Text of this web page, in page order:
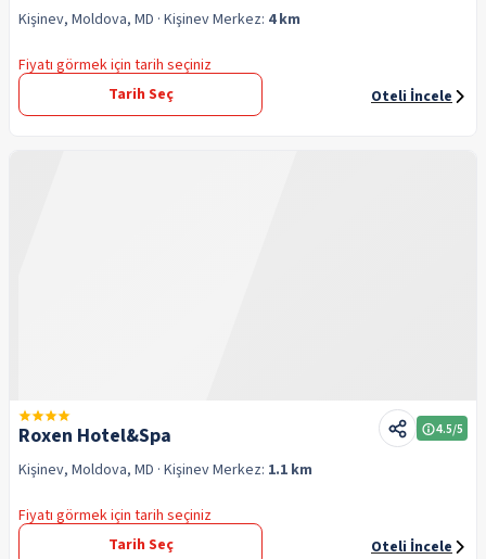
Kişinev, Moldova, MD · KişinevMerkez: 4 km
Fiyatı görmek için tarih seçiniz
Tarih Seç
Oteli İncele
Roxen Hotel&Spa 4.5/5
Kişinev, Moldova, MD · KişinevMerkez: 1.1 km
Fiyatı görmek için tarih seçiniz
Tarih Seç
Oteli İncele